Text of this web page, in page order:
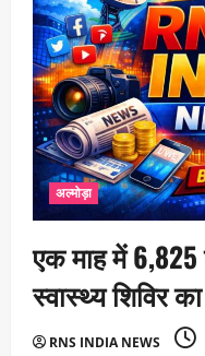
अल्मोड़ा
एक माह में 6,825
स्वास्थ्य शिविर
RNS INDIA NEWS